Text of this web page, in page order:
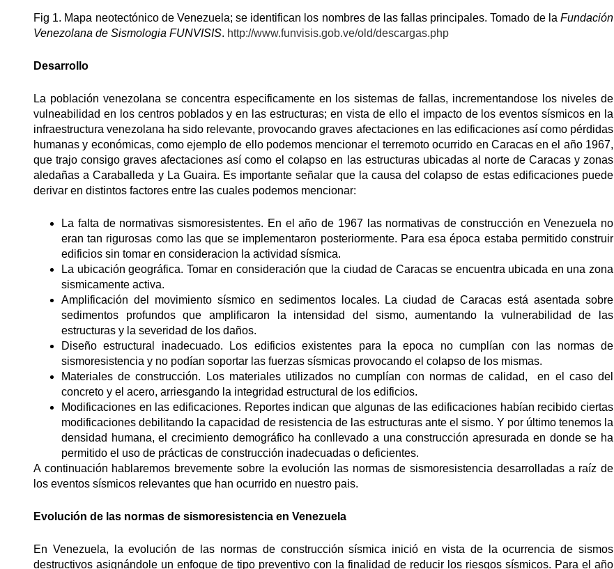
Fig 1. Mapa neotectónico de Venezuela; se identifican los nombres de las fallas principales. Tomado de la Fundación
Venezolana de Sismologia FUNVISIS. http://www.funvisis.gob.ve/old/descargas.php
Desarrollo
La población venezolana se concentra especificamente en los sistemas de fallas, incrementandose los niveles de
vulneabilidad en los centros poblados y en las estructuras; en vista de ello el impacto de los eventos sísmicos en la
infraestructura venezolana ha sido relevante, provocando graves afectaciones en las edificaciones así como pérdidas
humanas y económicas, como ejemplo de ello podemos mencionar el terremoto ocurrido en Caracas en el año 1967,
que trajo consigo graves afectaciones así como el colapso en las estructuras ubicadas al norte de Caracas y zonas
aledañas a Caraballeda y La Guaira. Es importante señalar que la causa del colapso de estas edificaciones puede
derivar en distintos factores entre las cuales podemos mencionar:
La falta de normativas sismoresistentes. En el año de 1967 las normativas de construcción en Venezuela no
eran tan rigurosas como las que se implementaron posteriormente. Para esa época estaba permitido construir
edificios sin tomar en consideracion la actividad sísmica.
La ubicación geográfica. Tomar en consideración que la ciudad de Caracas se encuentra ubicada en una zona
sismicamente activa.
Amplificación del movimiento sísmico en sedimentos locales. La ciudad de Caracas está asentada sobre
sedimentos profundos que amplificaron la intensidad del sismo, aumentando la vulnerabilidad de las
estructuras y la severidad de los daños.
Diseño estructural inadecuado. Los edificios existentes para la epoca no cumplían con las normas de
sismoresistencia y no podían soportar las fuerzas sísmicas provocando el colapso de los mismas.
Materiales de construcción. Los materiales utilizados no cumplían con normas de calidad, en el caso del
concreto y el acero, arriesgando la integridad estructural de los edificios.
Modificaciones en las edificaciones. Reportes indican que algunas de las edificaciones habían recibido ciertas
modificaciones debilitando la capacidad de resistencia de las estructuras ante el sismo. Y por último tenemos la
densidad humana, el crecimiento demográfico ha conllevado a una construcción apresurada en donde se ha
permitido el uso de prácticas de construcción inadecuadas o deficientes.
A continuación hablaremos brevemente sobre la evolución las normas de sismoresistencia desarrolladas a raíz de
los eventos sísmicos relevantes que han ocurrido en nuestro pais.
Evolución de las normas de sismoresistencia en Venezuela
En Venezuela, la evolución de las normas de construcción sísmica inició en vista de la ocurrencia de sismos
destructivos asignándole un enfoque de tipo preventivo con la finalidad de reducir los riesgos sísmicos. Para el año